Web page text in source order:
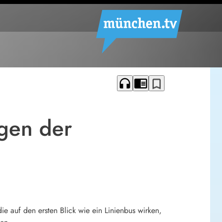
headphones chrome_reader_mode bookmark_border
der
auf den ersten Blick wie ein Linienbus wirken,